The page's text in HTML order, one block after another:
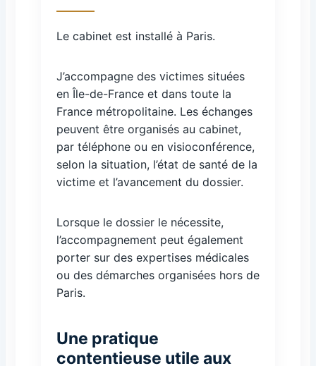
Le cabinet est installé à Paris.
J’accompagne des victimes situées
en Île-de-France et dans toute la
France métropolitaine. Les échanges
peuvent être organisés au cabinet,
par téléphone ou en visioconférence,
selon la situation, l’état de santé de la
victime et l’avancement du dossier.
Lorsque le dossier le nécessite,
l’accompagnement peut également
porter sur des expertises médicales
ou des démarches organisées hors de
Paris.
Une pratique
contentieuse utile aux